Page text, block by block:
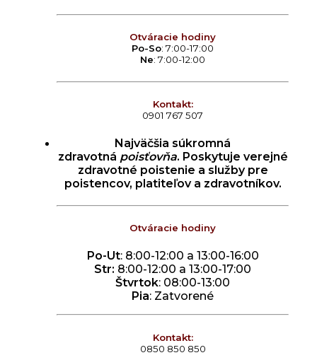
Otváracie hodiny
Po-So: 7:00-17:00
Ne: 7:00-12:00
Kontakt:
0901 767 507
Najväčšia súkromná
zdravotná poisťovňa. Poskytuje verejné
zdravotné poistenie a služby pre
poistencov, platiteľov a zdravotníkov.
Otváracie hodiny
Po-Ut: 8:00-12:00 a 13:00-16:00
Str: 8:00-12:00 a 13:00-17:00
Štvrtok: 08:00-13:00
Pia: Zatvorené
Kontakt:
0850 850 850